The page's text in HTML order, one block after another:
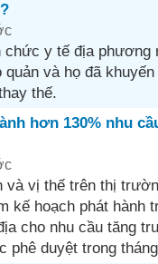
chức y tế địa phương
quản và họ đã
thế.
hơn 130% nhu
và vị thế trên thị
kế hoạch phát hành
cho nhu cầu tăng
phê duyệt trong